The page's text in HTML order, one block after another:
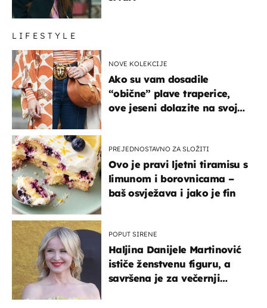
LIFESTYLE
NOVE KOLEKCIJE
Ako su vam dosadile
“obične” plave traperice,
ove jeseni dolazite na svoje
PREJEDNOSTAVNO ZA SLOŽITI
Ovo je pravi ljetni tiramisu s
limunom i borovnicama –
baš osvježava i jako je fin
POPUT SIRENE
Haljina Danijele Martinović
ističe ženstvenu figuru, a
savršena je za večernji